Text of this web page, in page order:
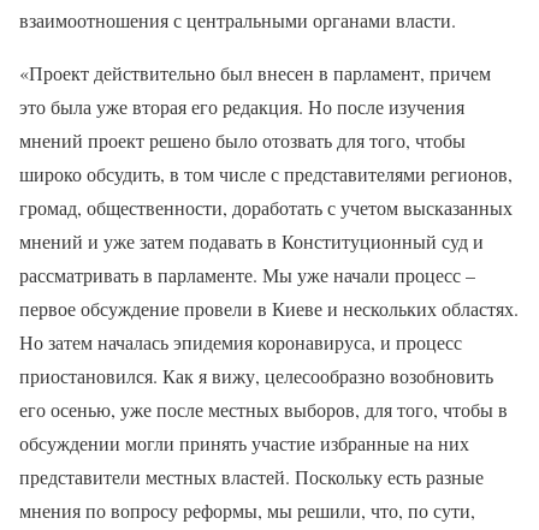
взаимоотношения с центральными органами власти.
«Проект действительно был внесен в парламент, причем
это была уже вторая его редакция. Но после изучения
мнений проект решено было отозвать для того, чтобы
широко обсудить, в том числе с представителями регионов,
громад, общественности, доработать с учетом высказанных
мнений и уже затем подавать в Конституционный суд и
рассматривать в парламенте. Мы уже начали процесс –
первое обсуждение провели в Киеве и нескольких областях.
Но затем началась эпидемия коронавируса, и процесс
приостановился. Как я вижу, целесообразно возобновить
его осенью, уже после местных выборов, для того, чтобы в
обсуждении могли принять участие избранные на них
представители местных властей. Поскольку есть разные
мнения по вопросу реформы, мы решили, что, по сути,